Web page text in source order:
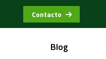
Contacto
Blog